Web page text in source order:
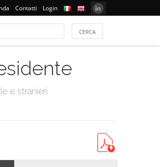
Contatti Login
e stranieri